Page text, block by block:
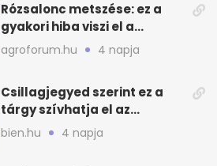
Rózsalonc metszése: ez a
gyakori hiba viszi el a
virágzást
agroforum.hu 4 napja
Csillagjegyed szerint ez a
tárgy szívhatja el az
otthonod energiáját
bien.hu 4 napja